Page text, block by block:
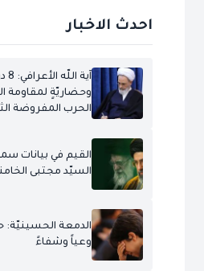
احدث الاخبار
وحضاريّةٍ لمقاومة
الحرب المفروضة
القيم في بيانات
السيّد مجتبى
الدمعة الحسينيّة:
وعياً وشفاءً